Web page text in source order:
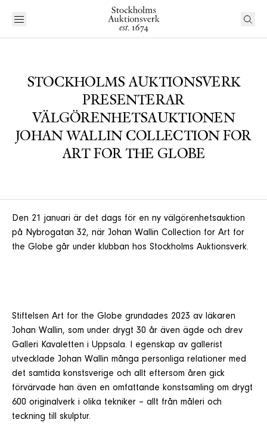
STOCKHOLMS AUKTIONSVERK
PRESENTERAR
VÄLGÖRENHETSAUKTIONEN
JOHAN WALLIN COLLECTION FOR
ART FOR THE GLOBE
Den 21 januari är det dags för en ny välgörenhetsauktion
på Nybrogatan 32, när Johan Wallin Collection for Art for
the Globe går under klubban hos Stockholms Auktionsverk.
Stiftelsen Art for the Globe grundades 2023 av läkaren
Johan Wallin, som under drygt 30 år även ägde och drev
Galleri Kavaletten i Uppsala. I egenskap av gallerist
utvecklade Johan Wallin många personliga relationer med
det samtida konstsverige och allt eftersom åren gick
förvärvade han även en omfattande konstsamling om drygt
600 originalverk i olika tekniker – allt från måleri och
teckning till skulptur.